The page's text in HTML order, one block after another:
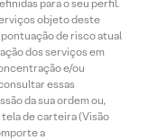
para o seu perfil.
objeto deste
de risco atual
dos serviços em
e/ou
essas
da sua ordem ou,
de carteira (Visão
a